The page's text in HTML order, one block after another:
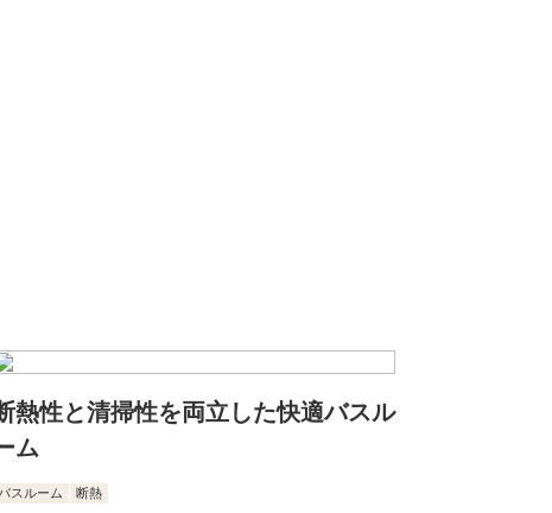
熱性と清掃性を両立した快適バスル
ム
バスルーム 断熱